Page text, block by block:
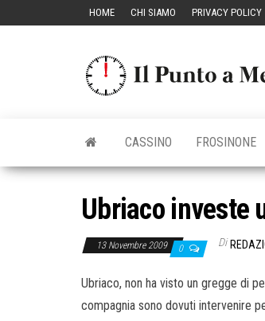
HOME CHI SIAMO PRIVACY POLICY
CASSINO FROSINONE
Ubriaco investe
13 Novembre 2009 0 Di
Ubriaco, non ha visto un gregge di
compagnia sono dovuti intervenire